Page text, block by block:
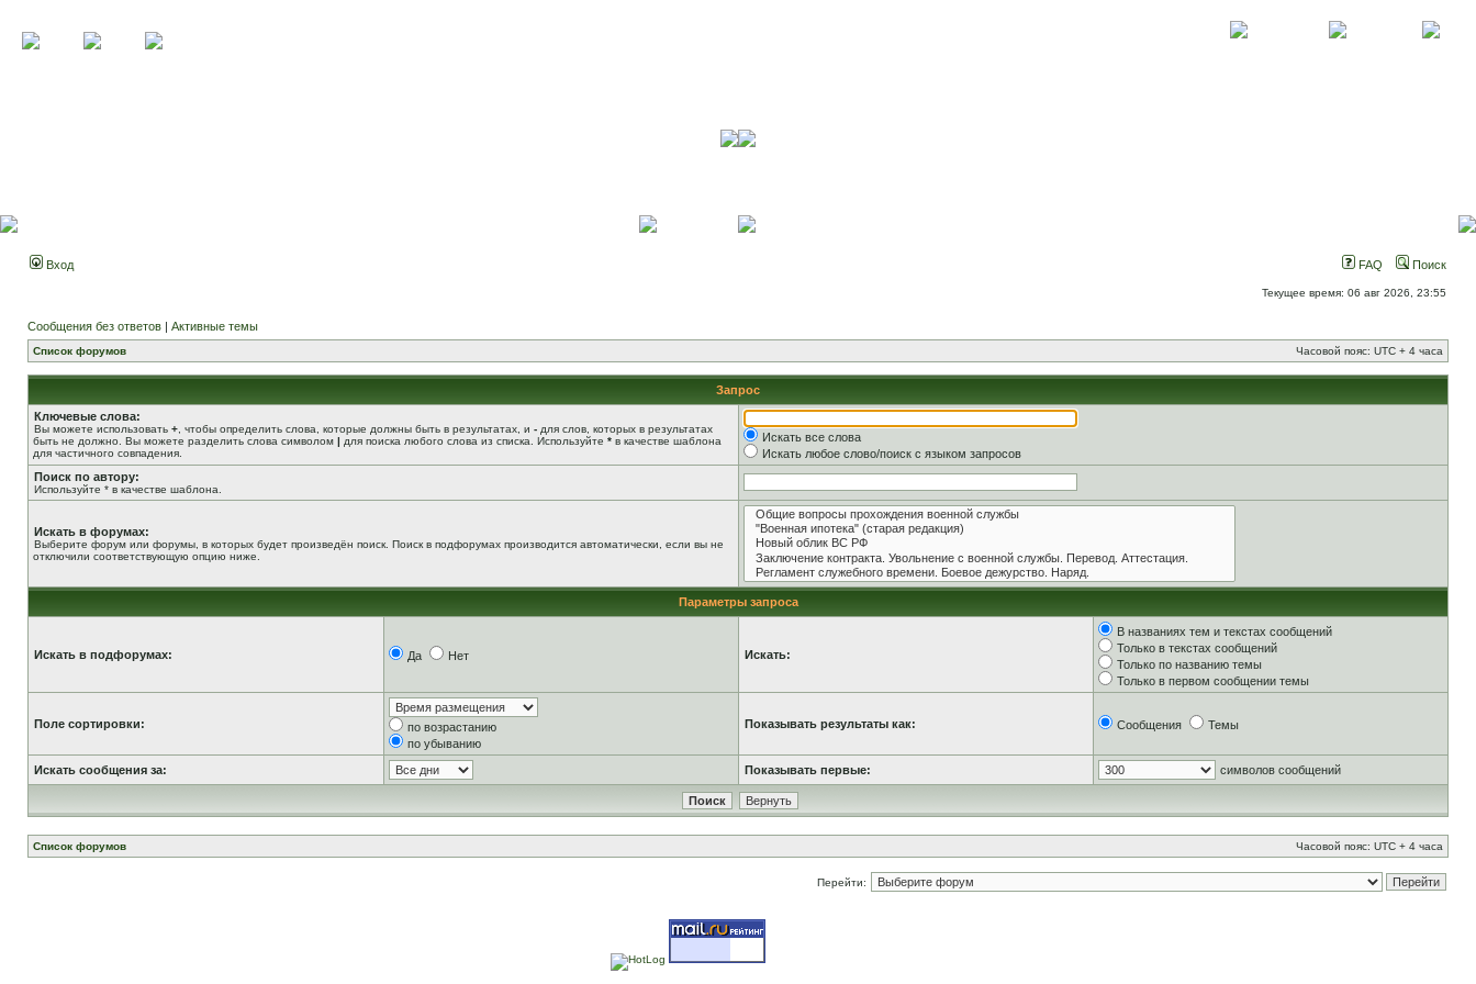
Вход FAQ Поиск
Текущее время: 06 авг 2026, 23:55
Сообщения без ответов | Активные темы
Список форумов Часовой пояс: UTC + 4 часа
Запрос
Ключевые слова:
Вы можете использовать + , чтобы определить слова, которые должны быть в результатах, и - для слов, которых в результатах
быть не должно. Вы можете разделить слова символом | для поиска любого слова из списка. Используйте * в качестве шаблона
для частичного совпадения.
Искать все слова
Искать любое слово/поиск с языком запросов
Поиск по автору:
Используйте * в качестве шаблона.
Искать в форумах:
Выберите форум или форумы, в которых будет произведён поиск. Поиск в подфорумах производится автоматически, если вы не
отключили соответствующую опцию ниже.
Параметры запроса
Искать в подфорумах: Да Нет Искать:
В названиях тем и текстах сообщений
Только в текстах сообщений
Только по названию темы
Только в первом сообщении темы
Поле сортировки:
по возрастанию
по убыванию
Показывать результаты как: Сообщения Темы
Искать сообщения за: Показывать первые: символов сообщений
Список форумов Часовой пояс: UTC + 4 часа
Перейти: